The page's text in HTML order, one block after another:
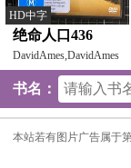
HD中字
绝命人口436
DavidAmes,DavidAmes
书名：
本站若有图片广告属于